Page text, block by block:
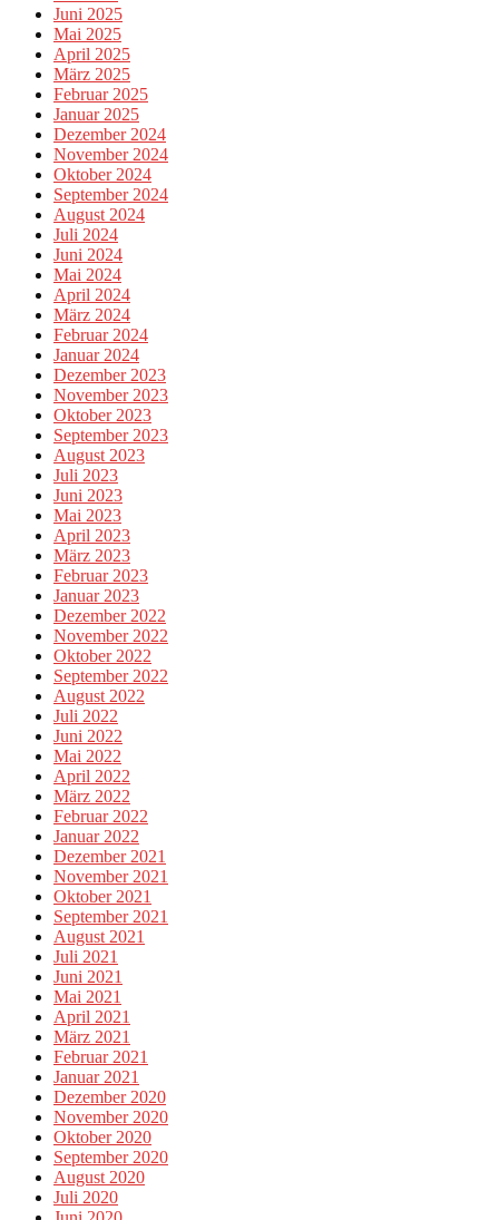
Juni 2025
Mai 2025
April 2025
März 2025
Februar 2025
Januar 2025
Dezember 2024
November 2024
Oktober 2024
September 2024
August 2024
Juli 2024
Juni 2024
Mai 2024
April 2024
März 2024
Februar 2024
Januar 2024
Dezember 2023
November 2023
Oktober 2023
September 2023
August 2023
Juli 2023
Juni 2023
Mai 2023
April 2023
März 2023
Februar 2023
Januar 2023
Dezember 2022
November 2022
Oktober 2022
September 2022
August 2022
Juli 2022
Juni 2022
Mai 2022
April 2022
März 2022
Februar 2022
Januar 2022
Dezember 2021
November 2021
Oktober 2021
September 2021
August 2021
Juli 2021
Juni 2021
Mai 2021
April 2021
März 2021
Februar 2021
Januar 2021
Dezember 2020
November 2020
Oktober 2020
September 2020
August 2020
Juli 2020